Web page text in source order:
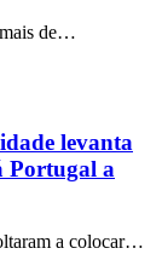
mais de…
levanta
Portugal a
a colocar…